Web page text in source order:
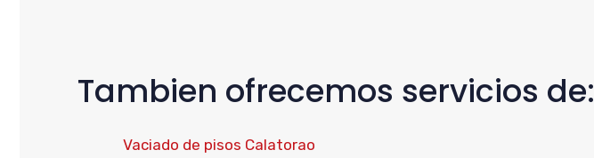
Tambien ofrecemos servicios de:
Vaciado de pisos Calatorao